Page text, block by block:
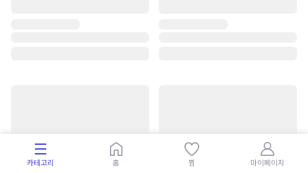
카테고리 홈 찜 마이페이지